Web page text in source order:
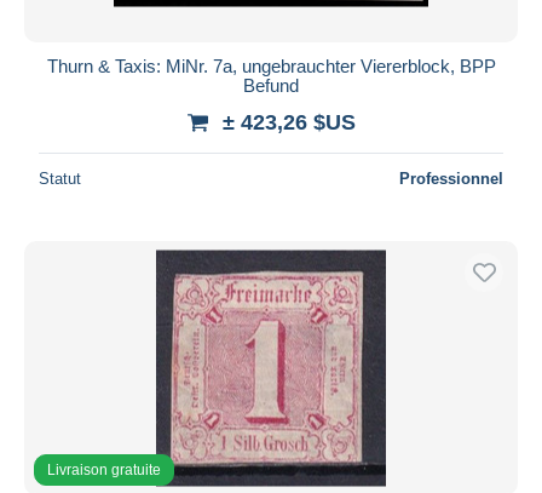
Thurn & Taxis: MiNr. 7a, ungebrauchter Viererblock, BPP
Befund
± 423,26 $US
Statut Professionnel
Livraison gratuite